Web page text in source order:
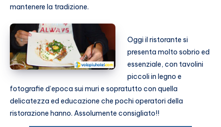
mantenere la tradizione.
Oggi il ristorante si
presenta molto sobrio ed
essenziale, con tavolini
piccoli in legno e
fotografie d’epoca sui muri e sopratutto con quella
delicatezza ed educazione che pochi operatori della
ristorazione hanno. Assolumente consigliato!!